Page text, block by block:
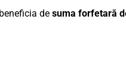
de suma forfetară